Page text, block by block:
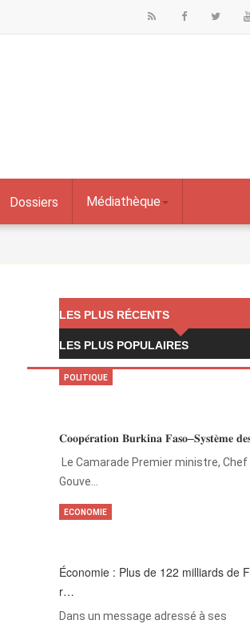
Dossiers Médiathèque
LES PLUS RÉCENTS
LES PLUS POPULAIRES
𝐂𝐨𝐨𝐩𝐞́𝐫𝐚𝐭𝐢𝐨𝐧 𝐁𝐮𝐫𝐤𝐢𝐧𝐚 𝐅𝐚𝐬𝐨–𝐒𝐲𝐬𝐭𝐞̀𝐦𝐞
‎Le Camarade Premier ministre, Chef
Gouve…
POLITIQUE
Économie : Plus de 122 milliards de
r…
Dans un message adressé à ses
ECONOMIE